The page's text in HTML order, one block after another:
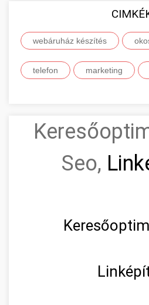
webáruház készítés
telefon marketing
Seo,